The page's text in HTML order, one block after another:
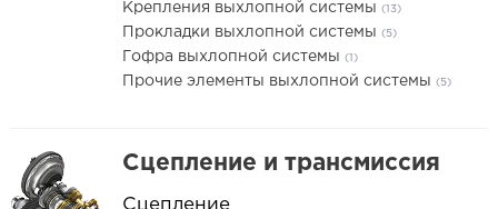
Крепления выхлопной системы (13)
Прокладки выхлопной системы (5)
Гофра выхлопной системы (1)
Прочие элементы выхлопной системы (5)
Сцепление и трансмиссия
Сцепление